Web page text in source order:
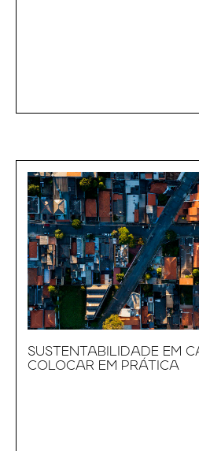
SUSTENTABILIDADE EM
COLOCAR EM PRÁTICA